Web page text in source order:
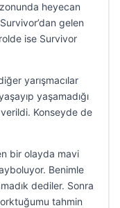
heyecan
gelen
ise Survivor
yarışmacılar
yaşamadığı
Konseyde de
bir olayda mavi
Benimle
dediler. Sonra
tahmin